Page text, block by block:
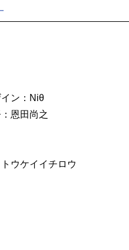
ン：Niθ
恩田尚之
ウケイイチロウ